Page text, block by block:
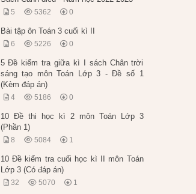
5 5362 0
Bài tập ôn Toán 3 cuối kì II
6 5226 0
5 Đề kiểm tra giữa kì I sách Chân trời
sáng tạo môn Toán Lớp 3 - Đề số 1
(Kèm đáp án)
4 5186 0
10 Đề thi học kì 2 môn Toán Lớp 3
(Phần 1)
8 5084 1
10 Đề kiểm tra cuối học kì II môn Toán
Lớp 3 (Có đáp án)
32 5070 1